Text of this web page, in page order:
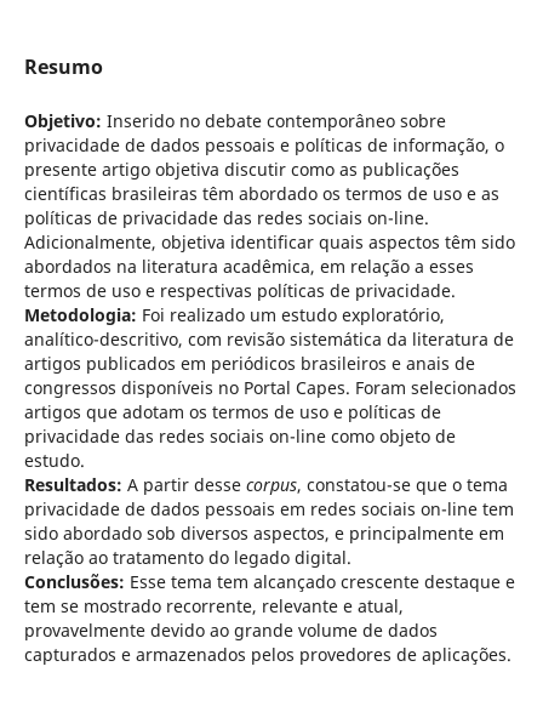
Resumo
Objetivo: Inserido no debate contemporâneo sobre
privacidade de dados pessoais e políticas de informação, o
presente artigo objetiva discutir como as publicações
científicas brasileiras têm abordado os termos de uso e as
políticas de privacidade das redes sociais on-line.
Adicionalmente, objetiva identificar quais aspectos têm sido
abordados na literatura acadêmica, em relação a esses
termos de uso e respectivas políticas de privacidade.
Metodologia: Foi realizado um estudo exploratório,
analítico-descritivo, com revisão sistemática da literatura de
artigos publicados em periódicos brasileiros e anais de
congressos disponíveis no Portal Capes. Foram selecionados
artigos que adotam os termos de uso e políticas de
privacidade das redes sociais on-line como objeto de
estudo.
Resultados: A partir desse corpus, constatou-se que o tema
privacidade de dados pessoais em redes sociais on-line tem
sido abordado sob diversos aspectos, e principalmente em
relação ao tratamento do legado digital.
Conclusões: Esse tema tem alcançado crescente destaque e
tem se mostrado recorrente, relevante e atual,
provavelmente devido ao grande volume de dados
capturados e armazenados pelos provedores de aplicações.